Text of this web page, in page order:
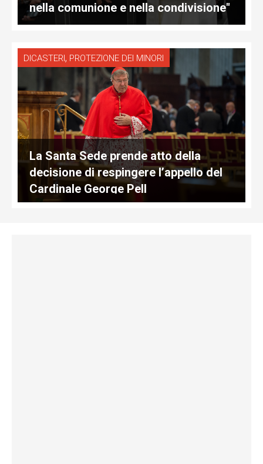
nella comunione e nella condivisione"
DICASTERI, PROTEZIONE DEI MINORI
La Santa Sede prende atto della
decisione di respingere l’appello del
Cardinale George Pell